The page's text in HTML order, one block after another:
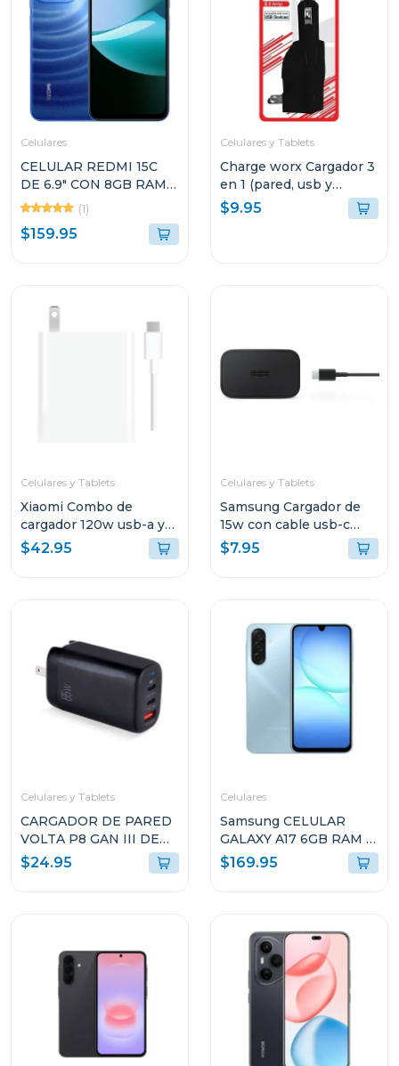
Celulares
CELULAR REDMI 15C
DE 6.9" CON 8GB RAM Y
256GB DE
ALMACENAMIENTO
COLOR AZUL LUNAR
(1)
$159.95
Celulares y Tablets
Charge worx Cargador 3
en 1 (pared, usb y
cargador de coche)
cx3025
$9.95
Celulares y Tablets
Xiaomi Combo de
cargador 120w usb-a y
cable de carga usb-c
mdy13
$42.95
Celulares y Tablets
Samsung Cargador de
15w con cable usb-c
color negro ept1510
$7.95
Celulares y Tablets
CARGADOR DE PARED
VOLTA P8 GAN III DE
65W CON DOBLE
PUERTO USB-C Y
$24.95
Celulares
Samsung CELULAR
GALAXY A17 6GB RAM Y
128GB
ALMACENAMIENTO
$169.95